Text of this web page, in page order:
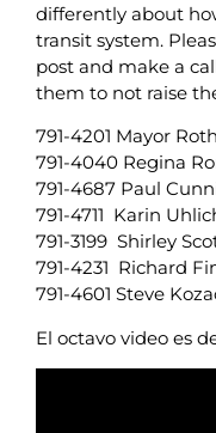
differently about
transit system.
post and make a
them to not raise
791-4201 Mayor
791-4040 Regina
791-4687 Paul
791-4711 Karin
791-3199 Shirley
791-4231 Richard
791-4601 Steve
El octavo video es